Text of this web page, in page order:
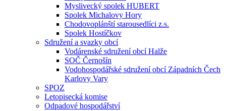
Myslivecký spolek HUBERT
Spolek Michalovy Hory
Chodovoplánští starousedlíci z.s.
Spolek Hostíčkov
Sdružení a svazky obcí
Vodárenské sdružení obcí Halže
SOČ Černošín
Vodohospodářské sdružení obcí Západních Čech
Karlovy Vary
SPOZ
Letopisecká komise
Odpadové hospodářství